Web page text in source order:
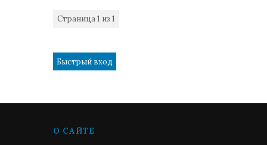
Страница1 из 1
О САЙТЕ